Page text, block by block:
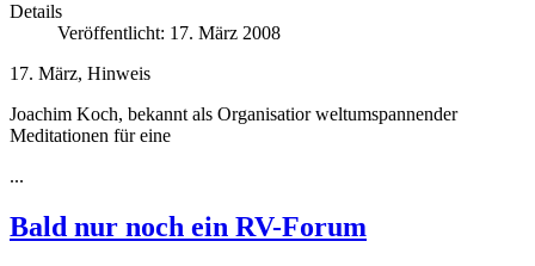
Details
Veröffentlicht: 17. März 2008
17. März, Hinweis
Joachim Koch, bekannt als Organisatior weltumspannender
Meditationen für eine
...
Bald nur noch ein RV-Forum